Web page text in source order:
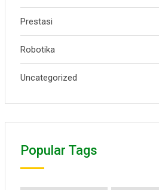
Prestasi
Robotika
Uncategorized
Popular Tags